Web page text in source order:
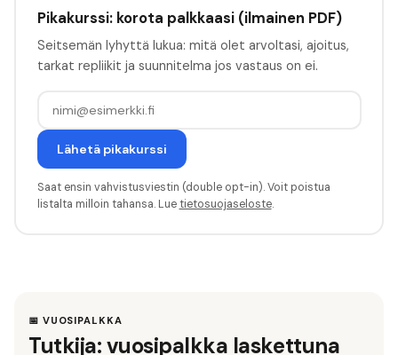
Pikakurssi: korota palkkaasi (ilmainen PDF)
Seitsemän lyhyttä lukua: mitä olet arvoltasi, ajoitus,
tarkat repliikit ja suunnitelma jos vastaus on ei.
Lähetä pikakurssi
Saat ensin vahvistusviestin (double opt-in). Voit poistua
listalta milloin tahansa. Luetietosuojaseloste.
📅 VUOSIPALKKA
Tutkija: vuosipalkka laskettuna